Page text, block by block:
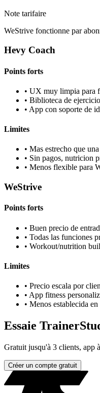
Note tarifaire
WeStrive fonctionne par
Hevy Coach
Points forts
• UX muy limpia para
• Biblioteca de
• App con soporte de
Limites
• Mas estrecho que
• Sin pagos, nutricion
• Menos flexible para
WeStrive
Points forts
• Buen precio de
• Todas las funciones
• Workout/nutrition
Limites
• Precio escala por
• App fitness
• Menos establecida
Essaie
Gratuit jusqu'à 3 clients, app
Créer un compte gratuit